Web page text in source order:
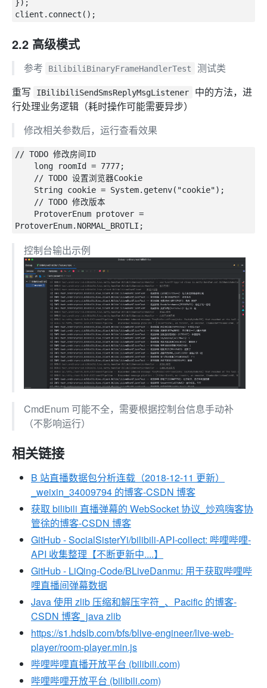
});
2.2 高级模式
参考 BilibiliBinaryFrameHandlerTest
测试类
重写
IBilibiliSendSmsReplyMsgListener
中的方法，进
行处理业务逻辑（耗时操作可能需要异步）
修改相关参数后，运行查看效果
// TODO 修改房间ID
控制台输出示例
CmdEnum 可能不全，需要根据控制台信息手动补
（不影响运行）
相关链接
B 站直播数据包分析连载（2018-12-11 更新）
_weixin_34009794 的博客-CSDN 博客
获取 bilibili 直播弹幕的 WebSocket 协议_炒鸡嗨客协
管徐的博客-CSDN 博客
GitHub - SocialSisterYi/bilibili-API-collect: 哔哩哔哩-
API 收集整理【不断更新中....】
GitHub - LiQing-Code/BLiveDanmu: 用于获取哔哩哔
哩直播间弹幕数据
Java 使用 zlib 压缩和解压字符_、Pacific 的博客-
CSDN 博客_java zlib
https://s1.hdslb.com/bfs/blive-engineer/live-web-
player/room-player.min.js
哔哩哔哩直播开放平台 (bilibili.com)
哔哩哔哩开放平台 (bilibili.com)